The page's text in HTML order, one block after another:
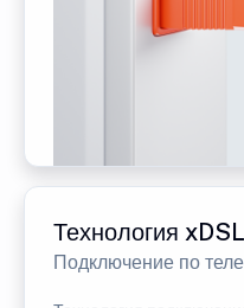
Технология xDSL
Подключение по